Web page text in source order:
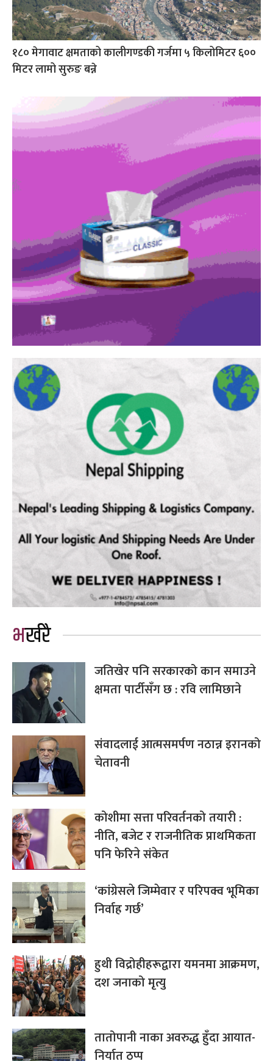
१८० मेगावाट क्षमताको कालीगण्डकी गर्जमा ५ किलोमिटर ६००
मिटर लामो सुरुङ बन्ने
भर्खरै
जतिखेर पनि सरकारको कान समाउने
क्षमता पार्टीसँग छ : रवि लामिछाने
संवादलाई आत्मसमर्पण नठान्न इरानको
चेतावनी
कोशीमा सत्ता परिवर्तनको तयारी :
नीति, बजेट र राजनीतिक प्राथमिकता
पनि फेरिने संकेत
‘कांग्रेसले जिम्मेवार र परिपक्व भूमिका
निर्वाह गर्छ’
हुथी विद्रोहीहरूद्वारा यमनमा आक्रमण,
दश जनाको मृत्यु
तातोपानी नाका अवरुद्ध हुँदा आयात-
निर्यात ठप्प